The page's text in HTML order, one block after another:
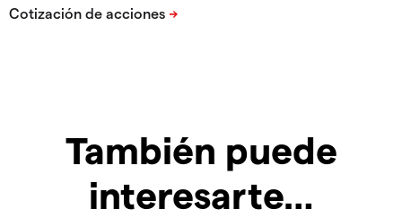
También puede
interesarte…